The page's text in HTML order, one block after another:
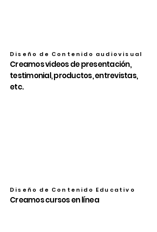
Diseño de Contenido audiovisual
Creamos videos de presentación,
testimonial, productos, entrevistas,
etc.
Diseño de Contenido Educativo
Creamos cursos en línea